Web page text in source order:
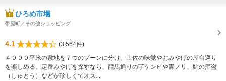
ひろめ市場
帯屋町／その他ショッピング
4.1
(3,564件)
４０００平米の敷地を７つのゾーンに分け、土佐の味覚やおみやげの屋台巡り
を楽しめる。定番みやげを探すなら、龍馬通りの芋ケンピや青ノリ、鮎の酒盗
（しゅとう）などが珍しくてオス...